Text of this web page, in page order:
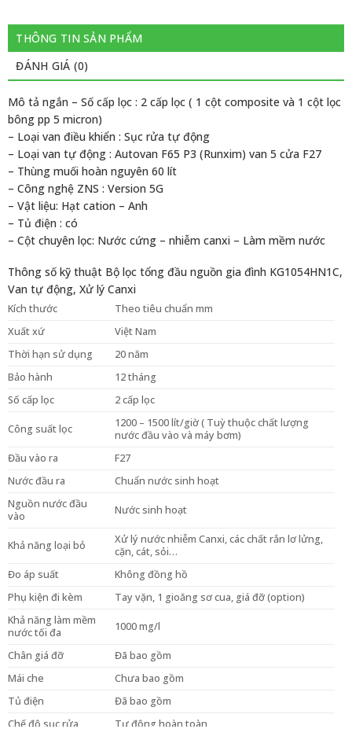
THÔNG TIN SẢN PHẨM
ĐÁNH GIÁ (0)
Mô tả ngắn – Số cấp lọc : 2 cấp lọc ( 1 cột composite và 1 cột lọc
bông pp 5 micron)
– Loại van điều khiển : Sục rửa tự động
– Loại van tự động : Autovan F65 P3 (Runxim) van 5 cửa F27
– Thùng muối hoàn nguyên 60 lít
– Công nghệ ZNS : Version 5G
– Vật liệu: Hạt cation – Anh
– Tủ điện : có
– Cột chuyên lọc: Nước cứng – nhiễm canxi – Làm mềm nước
Thông số kỹ thuật Bộ lọc tổng đầu nguồn gia đình KG1054HN1C,
Van tự động, Xử lý Canxi
Kích thước
Theo tiêu chuẩn mm
Xuất xứ
Việt Nam
Thời hạn sử dụng
20 năm
Bảo hành
12 tháng
Số cấp lọc
2 cấp lọc
Công suất lọc
1200 – 1500 lít/giờ ( Tuỳ thuộc chất lượng
nước đầu vào và máy bơm)
Đầu vào ra
F27
Nước đầu ra
Chuẩn nước sinh hoạt
Nguồn nước đầu
vào
Nước sinh hoạt
Khả năng loại bỏ
Xử lý nước nhiễm Canxi, các chất rắn lơ lửng,
cặn, cát, sỏi…
Đo áp suất
Không đồng hồ
Phụ kiện đi kèm
Tay vặn, 1 gioăng sơ cua, giá đỡ (option)
Khả năng làm mềm
nước tối đa
1000 mg/l
Chân giá đỡ
Đã bao gồm
Mái che
Chưa bao gồm
Tủ điện
Đã bao gồm
Chế độ sục rửa
Tự động hoàn toàn